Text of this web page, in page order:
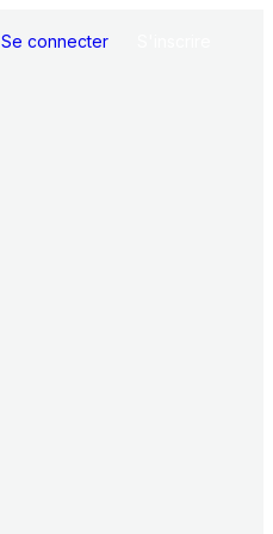
Se connecter